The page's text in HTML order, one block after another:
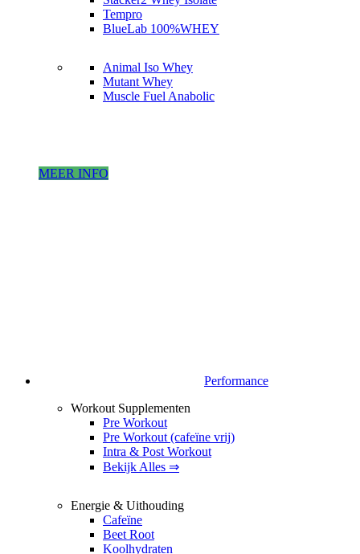
Tempro
BlueLab 100%WHEY
Animal Iso Whey
Mutant Whey
Muscle Fuel Anabolic
MEER INFO
Performance
Workout Supplementen
Pre Workout
Pre Workout (cafeïne vrij)
Intra & Post Workout
Bekijk Alles ⇒
Energie & Uithouding
Cafeïne
Beet Root
Koolhydraten